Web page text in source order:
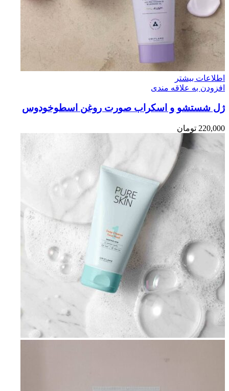
اطلاعات بیشتر
افزودن به علاقه مندی
ژل شستشو و اسکراب صورت روغن اسطوخودوس
220,000 تومان